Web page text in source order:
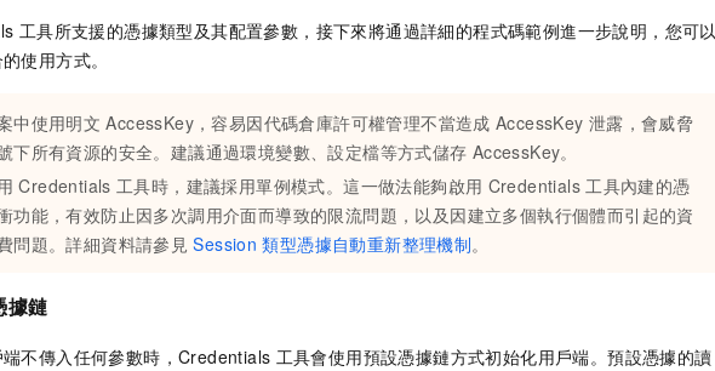
工具所支援的憑據類型及其配置參數，接下來將通過詳細的程式碼範例進一步說明，您可以
使用方式。
中使用明文 AccessKey，容易因代碼倉庫許可權管理不當造成 AccessKey 泄露，會威脅
下所有資源的安全。建議通過環境變數、設定檔等方式儲存 AccessKey。
Credentials 工具時，建議採用單例模式。這一做法能夠啟用 Credentials 工具內建的憑
功能，有效防止因多次調用介面而導致的限流問題，以及因建立多個執行個體而引起的資
問題。詳細資料請參見 Session 類型憑據自動重新整理機制。
據鏈
不傳入任何參數時，Credentials 工具會使用預設憑據鏈方式初始化用戶端。預設憑據的讀